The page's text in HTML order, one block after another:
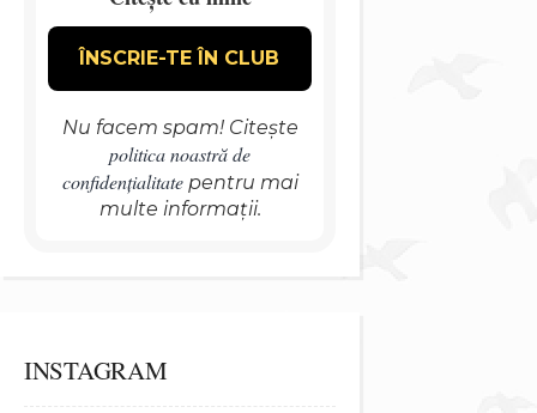
Nu facem spam! Citește
politica noastră de
confidențialitatepentru mai
multe informații.
INSTAGRAM